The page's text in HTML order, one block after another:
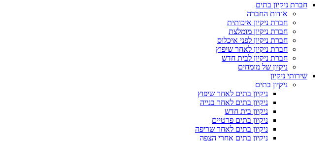
חברת ניקיון בתים
אודות החברה
חברת ניקיון איכותית
חברת ניקיון מומלצת
חברת ניקיון לפני איכלוס
חברת ניקיון לאחר שיפוץ
חברת ניקיון לבית חדש
ניקיון של מומחים
שירותי ניקיון
ניקיון בתים
ניקיון בתים לאחר שיפוץ
ניקיון בתים לאחר בנייה
ניקיון בית חדש
ניקיון בתים פרטיים
ניקיון בתים לאחר שריפה
ניקיון בתים אחרי הצפה